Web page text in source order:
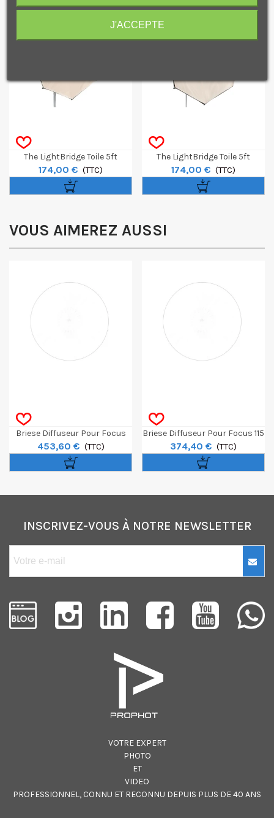
The LightBridge Toile 5ft
Unbleached & Blue Pour
SnapBridge
174,00 € (TTC)
The LightBridge Toile 5ft
Unbleached Pour SnapBridge
174,00 € (TTC)
VOUS AIMEREZ AUSSI
Briese Diffuseur Pour Focus
180 N°III
453,60 € (TTC)
Briese Diffuseur Pour Focus 115
N°III
374,40 € (TTC)
INSCRIVEZ-VOUS À NOTRE NEWSLETTER
VOTRE EXPERT
PHOTO
ET
VIDEO
PROFESSIONNEL, CONNU ET RECONNU DEPUIS PLUS DE 40 ANS
J'ACCEPTE
J'accepte de recevoir des SMS de la part de la marque.
Obtenir mon code promo.